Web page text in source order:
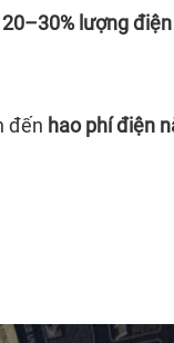
20–30% lượng
đến hao phí điện